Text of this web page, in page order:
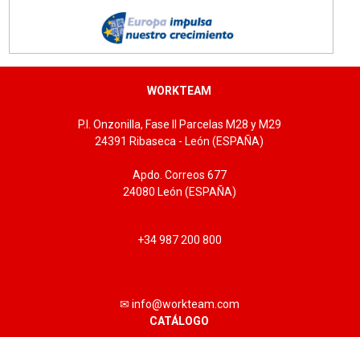
WORKTEAM
P.I. Onzonilla, Fase II Parcelas M28 y M29
24391 Ribaseca - León (ESPAÑA)
Apdo. Correos 677
24080 León (ESPAÑA)
+34 987 200 800
✉ info@workteam.com
CATÁLOGO